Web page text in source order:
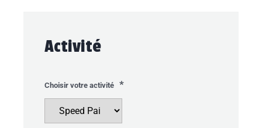
Activité
Choisir votre activité *